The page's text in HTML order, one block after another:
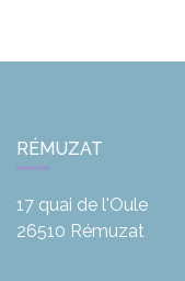
RÉMUZAT
17 quai de l'Oule
26510 Rémuzat